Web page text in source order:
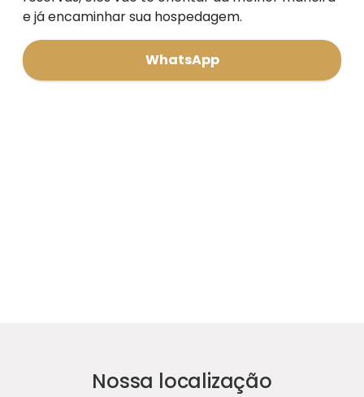
e já encaminhar sua hospedagem.
WhatsApp
Nossa localização